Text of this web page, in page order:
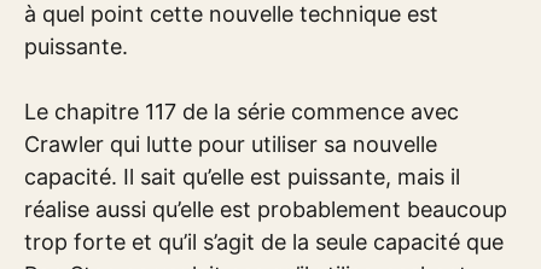
à quel point cette nouvelle technique est
puissante.
Le chapitre 117 de la série commence avec
Crawler qui lutte pour utiliser sa nouvelle
capacité. Il sait qu’elle est puissante, mais il
réalise aussi qu’elle est probablement beaucoup
trop forte et qu’il s’agit de la seule capacité que